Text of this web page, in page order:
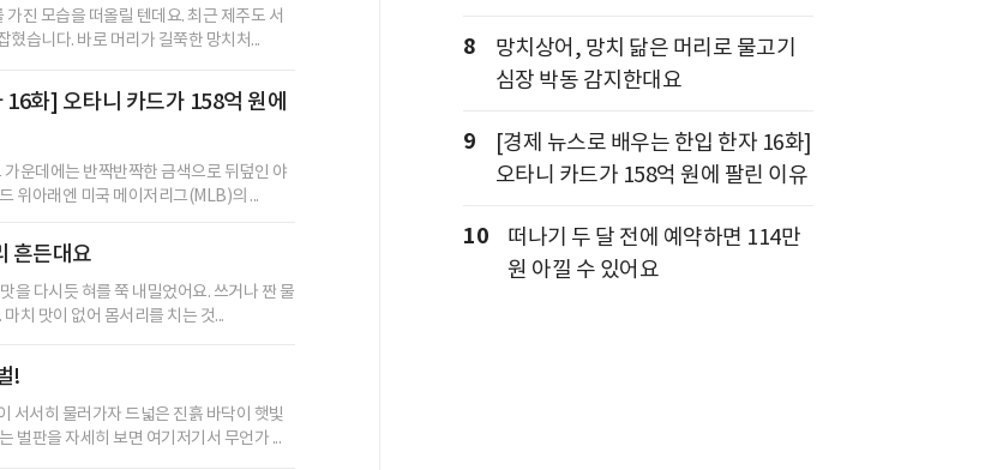
가진 모습을 떠올릴 텐데요. 최근 제주도 서
습니다. 바로 머리가 길쭉한 망치처...
화] 오타니 카드가 158억 원에
운데에는 반짝반짝한 금색으로 뒤덮인 야
위아래엔 미국 메이저리그(MLB)의 ...
흔든대요
을 다시듯 혀를 쭉 내밀었어요. 쓰거나 짠 물
치 맛이 없어 몸서리를 치는 것...
!
서서히 물러가자 드넓은 진흙 바닥이 햇빛
벌판을 자세히 보면 여기저기서 무언가 ...
8
망치상어, 망치 닮은 머리로 물고기
심장 박동 감지한대요
9
[경제 뉴스로 배우는 한입 한자 16화]
오타니 카드가 158억 원에 팔린 이유
10
떠나기 두 달 전에 예약하면 114만
원 아낄 수 있어요